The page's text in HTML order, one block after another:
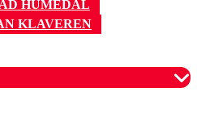
HUMEDAL
KLAVEREN